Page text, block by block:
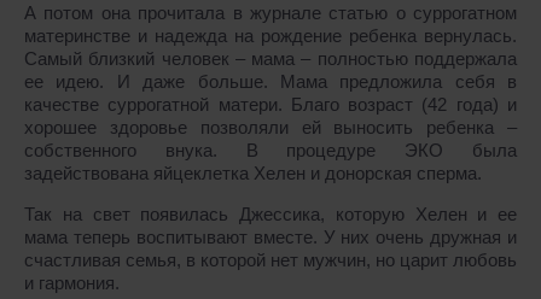
А потом она прочитала в журнале статью о суррогатном
материнстве и надежда на рождение ребенка вернулась.
Самый близкий человек – мама – полностью поддержала
ее идею. И даже больше. Мама предложила себя в
качестве суррогатной матери. Благо возраст (42 года) и
хорошее здоровье позволяли ей выносить ребенка –
собственного внука. В процедуре ЭКО была
задействована яйцеклетка Хелен и донорская сперма.
Так на свет появилась Джессика, которую Хелен и ее
мама теперь воспитывают вместе. У них очень дружная и
счастливая семья, в которой нет мужчин, но царит любовь
и гармония.